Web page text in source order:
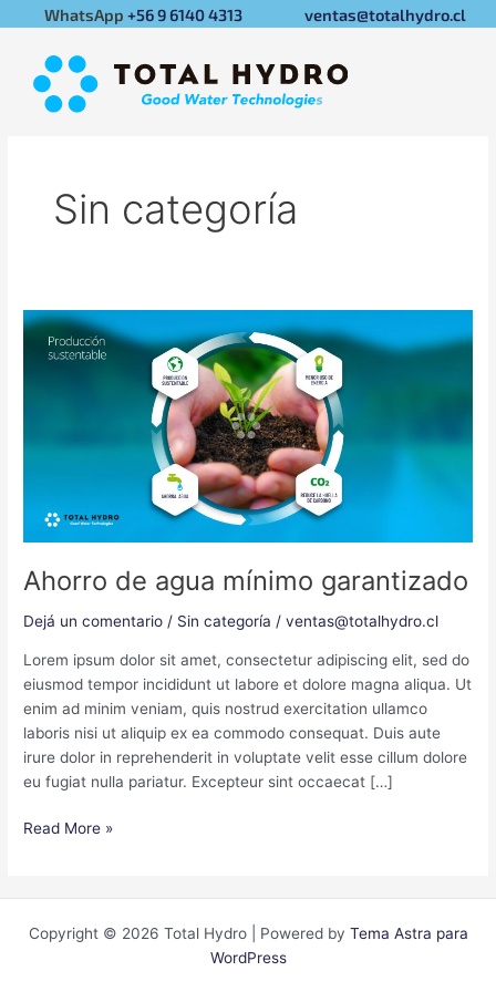
contenido
WhatsApp +56 9 6140 4313 ventas@totalhydro.cl
Sin categoría
Ahorro de agua mínimo garantizado
Dejá un comentario / Sin categoría /ventas@totalhydro.cl
Lorem ipsum dolor sit amet, consectetur adipiscing elit, sed do
eiusmod tempor incididunt ut labore et dolore magna aliqua. Ut
enim ad minim veniam, quis nostrud exercitation ullamco
laboris nisi ut aliquip ex ea commodo consequat. Duis aute
irure dolor in reprehenderit in voluptate velit esse cillum dolore
eu fugiat nulla pariatur. Excepteur sint occaecat […]
Ahorro
Read More »
Copyright © 2026 Total Hydro | Powered by Tema Astra para
WordPress